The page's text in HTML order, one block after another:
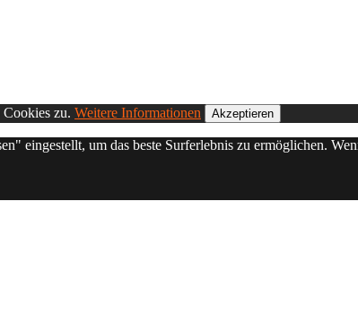
zu. Weitere Informationen Akzeptieren
eingestellt, um das beste Surferlebnis zu ermöglichen.